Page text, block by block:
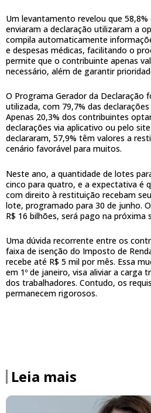
Um levantamento revelou que
enviaram a declaração utilizaram a
compila automaticamente
e despesas médicas, facilitando o
permite que o contribuinte apenas
necessário, além de garantir
O Programa Gerador da Declaração
utilizada, com 79,7% das
Apenas 20,3% dos contribuintes
declarações via aplicativo ou pelo
declararam, 57,9% têm valores a
cenário favorável para muitos.
Neste ano, a quantidade de lotes
cinco para quatro, e a expectativa é
com direito à restituição recebam
lote, programado para 30 de junho.
R$ 16 bilhões, será pago na próxima
Uma dúvida recorrente entre os
faixa de isenção do Imposto de
recebe até R$ 5 mil por mês. Essa
em 1º de janeiro, visa aliviar a carga
dos trabalhadores. Contudo, os
permanecem rigorosos.
Leia mais